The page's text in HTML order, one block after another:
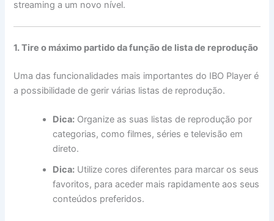
streaming a um novo nível.
1. Tire o máximo partido da função de lista de reprodução
Uma das funcionalidades mais importantes do IBO Player é
a possibilidade de gerir várias listas de reprodução.
Dica: Organize as suas listas de reprodução por
categorias, como filmes, séries e televisão em
direto.
Dica: Utilize cores diferentes para marcar os seus
favoritos, para aceder mais rapidamente aos seus
conteúdos preferidos.